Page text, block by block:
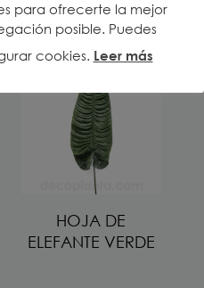
HOJA DE
ELEFANTE VERDE
para ofrecerte la mejor
posible. Puedes
cookies. Leer más